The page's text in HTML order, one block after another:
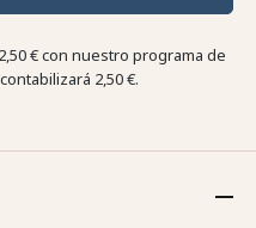
2,50 €con nuestro programa de
2,50 €.